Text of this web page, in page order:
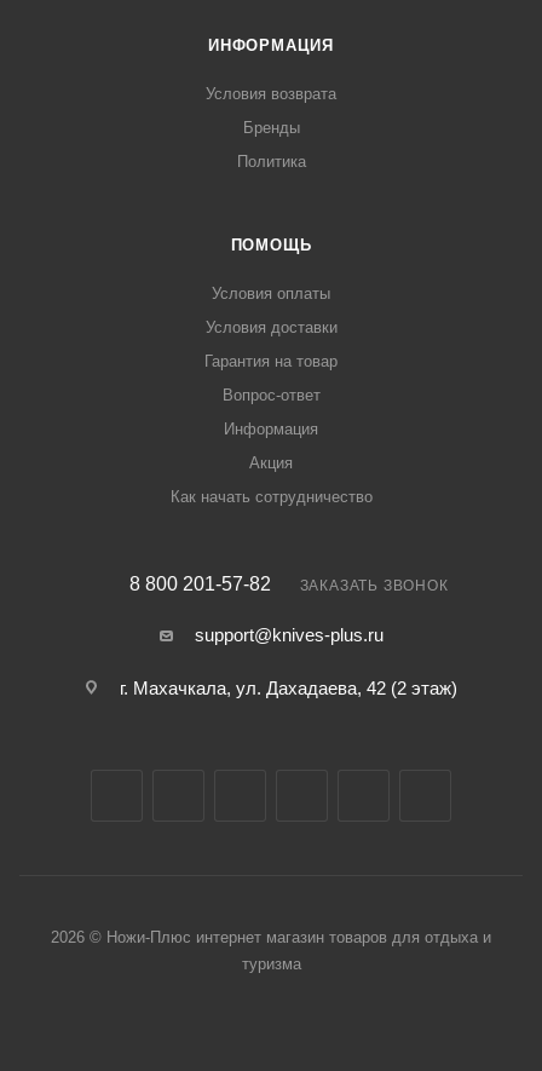
ИНФОРМАЦИЯ
Условия возврата
Бренды
Политика
ПОМОЩЬ
Условия оплаты
Условия доставки
Гарантия на товар
Вопрос-ответ
Информация
Акция
Как начать сотрудничество
8 800 201-57-82 ЗАКАЗАТЬ ЗВОНОК
support@knives-plus.ru
г. Махачкала, ул. Дахадаева, 42 (2 этаж)
2026 © Ножи-Плюс интернет магазин товаров для отдыха и
туризма